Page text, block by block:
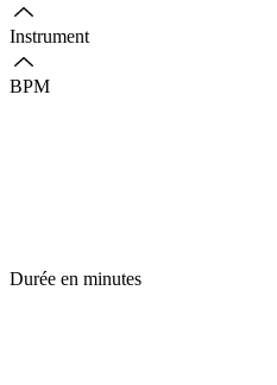
Instrument
BPM
Durée en minutes